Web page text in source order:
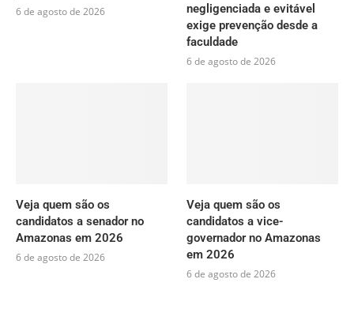
6 de agosto de 2026
negligenciada e evitável
exige prevenção desde a
faculdade
6 de agosto de 2026
Veja quem são os
candidatos a senador no
Amazonas em 2026
6 de agosto de 2026
Veja quem são os
candidatos a vice-
governador no Amazonas
em 2026
6 de agosto de 2026